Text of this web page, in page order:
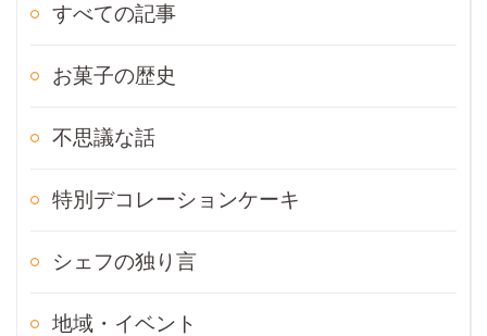
すべての記事
お菓子の歴史
不思議な話
特別デコレーションケーキ
シェフの独り言
地域・イベント